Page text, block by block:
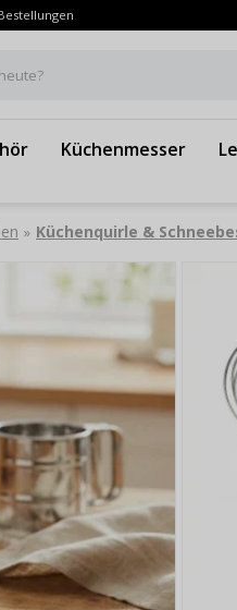
Küchenmesser
» Küchenquirle &